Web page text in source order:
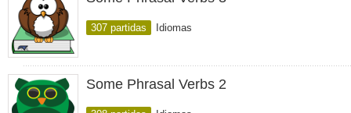
307 partidas Idiomas
Some Phrasal Verbs 2